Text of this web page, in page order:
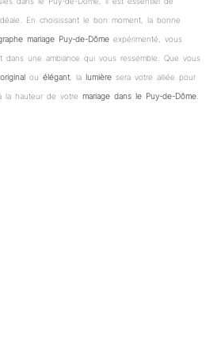
En choisissant le bon moment, la bonne
mariage Puy-de-Dôme expérimenté, vous
dans une ambiance qui vous ressemble. Que vous
original ou élégant , la lumière sera votre alliée pour
la hauteur de votre mariage dans le Puy-de-Dôme